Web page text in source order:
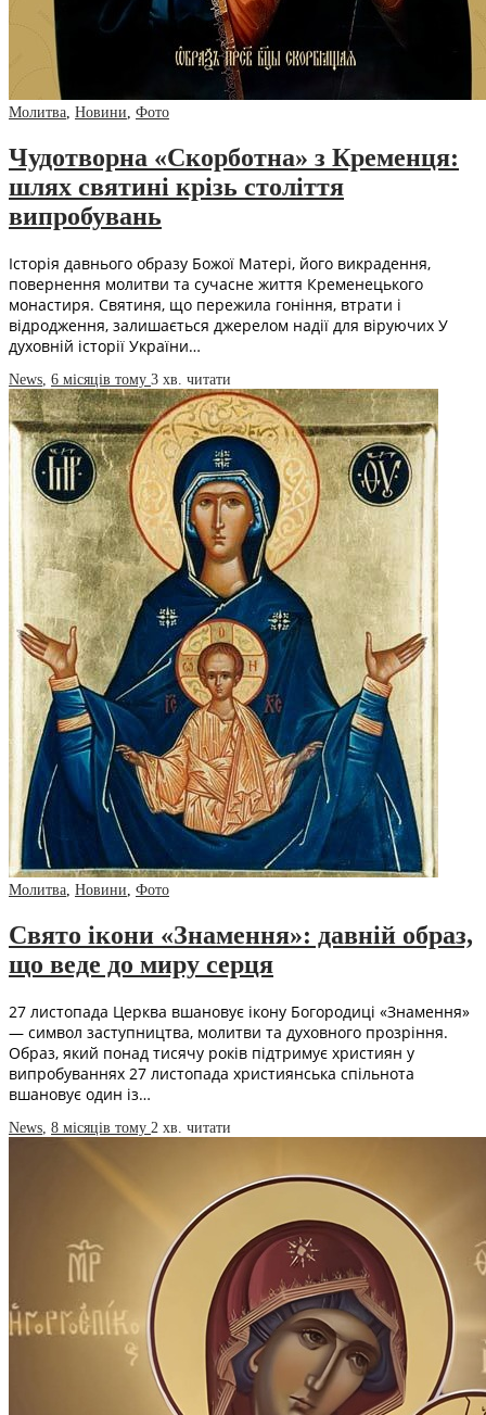
Молитва, Новини, Фото
Чудотворна «Скорботна» з Кременця:
шлях святині крізь століття
випробувань
Історія давнього образу Божої Матері, його викрадення,
повернення молитви та сучасне життя Кременецького
монастиря. Святиня, що пережила гоніння, втрати і
відродження, залишається джерелом надії для віруючих У
духовній історії України…
News, 6 місяців тому 3 хв. читати
Молитва, Новини, Фото
Свято ікони «Знамення»: давній образ,
що веде до миру серця
27 листопада Церква вшановує ікону Богородиці «Знамення»
— символ заступництва, молитви та духовного прозріння.
Образ, який понад тисячу років підтримує християн у
випробуваннях 27 листопада християнська спільнота
вшановує один із…
News 8 місяців тому 2 хв. читати